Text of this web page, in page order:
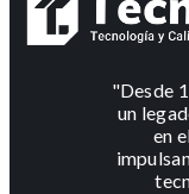
"Desde
un
en